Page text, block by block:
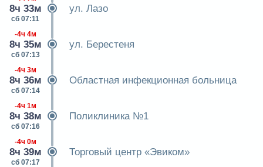
8ч 33м
сб 07:11
ул. Лазо
-4ч 4м
8ч 35м
сб 07:13
ул. Берестеня
-4ч 3м
8ч 36м
сб 07:14
Областная инфекционная больница
-4ч 1м
8ч 38м
сб 07:16
Поликлиника №1
-4ч 0м
8ч 39м
сб 07:17
Торговый центр «Эвиком»